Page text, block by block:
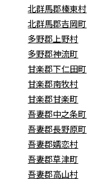
北群馬郡榛東村
北群馬郡吉岡町
多野郡上野村
多野郡神流町
甘楽郡下仁田町
甘楽郡南牧村
甘楽郡甘楽町
吾妻郡中之条町
吾妻郡長野原町
吾妻郡嬬恋村
吾妻郡草津町
吾妻郡高山村